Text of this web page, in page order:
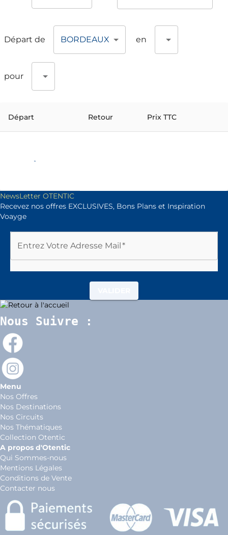
Départ de BORDEAUX en
pour
Départ Retour Prix TTC
NewsLetter OTENTIC
Recevez nos offres EXCLUSIVES, Bons Plans et Inspiration
Voayge
Entrez Votre Adresse Mail*
Nous Suivre :
Menu
Nos Offres
Nos Destinations
Nos Circuits
Nos Thématiques
Collection Otentic
A propos d'Otentic
Qui Sommes-nous
Mentions Légales
Conditions de Vente
Contacter nous